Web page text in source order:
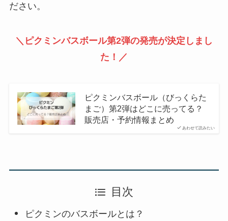
ださい。
＼ピクミンバスボール第2弾の発売が決定しまし
た！／
あわせて読みたい
ピクミンバスボール（びっくらた
まご）第2弾はどこに売ってる？
販売店・予約情報まとめ
目次
ピクミンのバスボールとは？